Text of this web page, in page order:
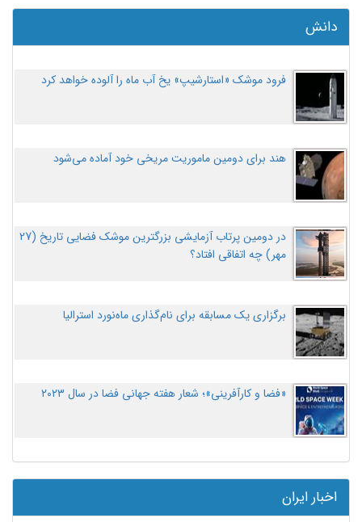
دانش
فرود موشک «استارشیپ» یخ آب ماه را آلوده خواهد کرد
هند برای دومین ماموریت مریخی خود آماده می‌شود
در دومین پرتاب آزمایشی بزرگترین موشک فضایی تاریخ (27
مهر‌) چه اتفاقی افتاد؟
برگزاری یک مسابقه برای نام‌گذاری ماه‌نورد استرالیا
«فضا و کارآفرینی»؛ شعار هفته جهانی فضا در سال ۲۰۲۳
اخبار ایران